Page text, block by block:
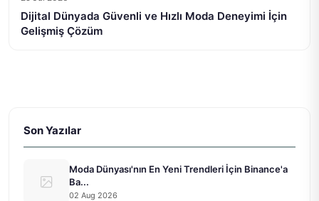
Dijital Dünyada Güvenli ve Hızlı Moda Deneyimi İçin
Gelişmiş Çözüm
Son Yazılar
Moda Dünyası'nın En Yeni Trendleri İçin Binance'a
Ba...
02 Aug 2026